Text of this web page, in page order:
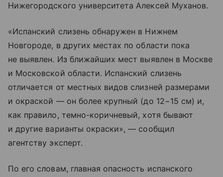
Нижегородского университета Алексей Муханов.
«Испанский слизень обнаружен в Нижнем
Новгороде, в других местах по области пока
не выявлен. Из ближайших мест выявлен в Москве
и Московской области. Испанский слизень
отличается от местных видов слизней размерами
и окраской — он более крупный (до 12−15 см) и,
как правило, темно-коричневый, хотя бывают
и другие варианты окраски», — сообщил
агентству эксперт.
По его словам, главная опасность испанского